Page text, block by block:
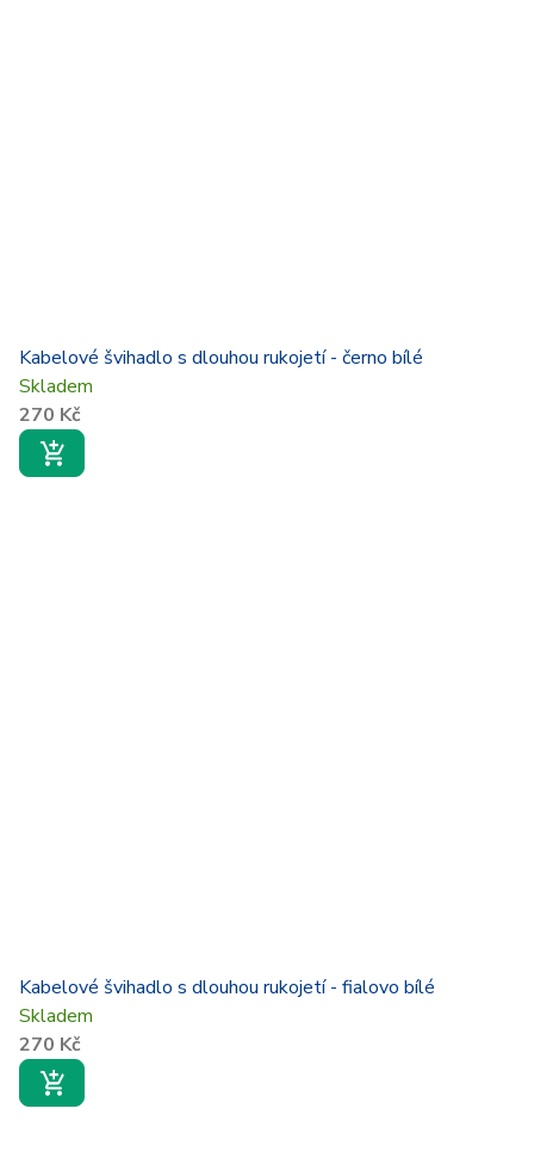
Kabelové švihadlo s dlouhou rukojetí - černo bílé
Skladem
270 Kč
Kabelové švihadlo s dlouhou rukojetí - fialovo bílé
Skladem
270 Kč